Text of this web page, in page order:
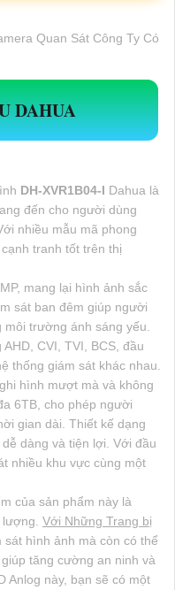
DAHUA
DH-XVR1B04-I Dahua là
đến cho người dùng
nhiều mẫu mã phong
tranh tốt trên thị
mang lại hình ảnh sắc
sát ban đêm giúp người
trường ánh sáng yếu.
CVI, TVI, BCS, đầu
thống giám sát khác nhau.
hình mượt mà và không
6TB, cho phép người
gian dài. Thiết kế dạng
dàng và tiện lợi. Với đầu
nhiều khu vực cùng một
của sản phẩm này là
Với Những Trang bị
hình ảnh mà còn có thể
tăng cường an ninh và
Anlog này, bạn sẽ có một